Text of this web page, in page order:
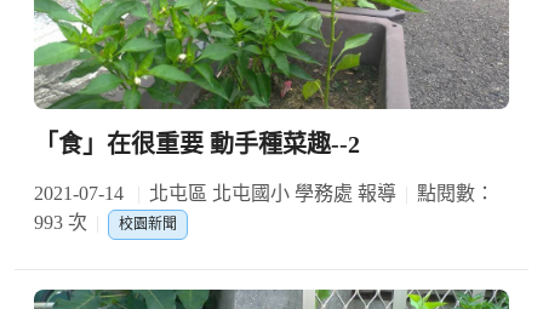
「食」在很重要 動手種菜趣--2
2021-07-14 北屯區 北屯國小 學務處 報導
點閱數：
993 次
校園新聞